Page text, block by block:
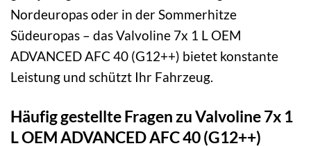
Nordeuropas oder in der Sommerhitze
Südeuropas – das Valvoline 7x 1 L OEM
ADVANCED AFC 40 (G12++) bietet konstante
Leistung und schützt Ihr Fahrzeug.
Häufig gestellte Fragen zu Valvoline 7x 1
L OEM ADVANCED AFC 40 (G12++)